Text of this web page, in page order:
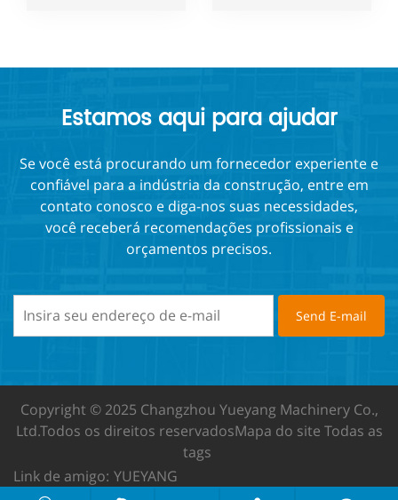
Estamos aqui para ajudar
Se você está procurando um fornecedor experiente e
confiável para a indústria da construção, entre em
contato conosco e diga-nos suas necessidades,
você receberá recomendações profissionais e
orçamentos precisos.
Copyright © 2025 Changzhou Yueyang Machinery Co.,
Ltd.Todos os direitos reservadosMapa do site Todas as
tags
Link de amigo: YUEYANG